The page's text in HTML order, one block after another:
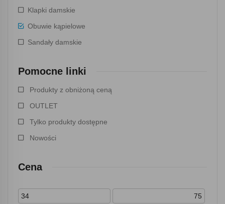
Klapki damskie
Obuwie kąpielowe
Sandały damskie
Pomocne linki
Produkty z obniżoną ceną
OUTLET
Tylko produkty dostępne
Nowości
Cena